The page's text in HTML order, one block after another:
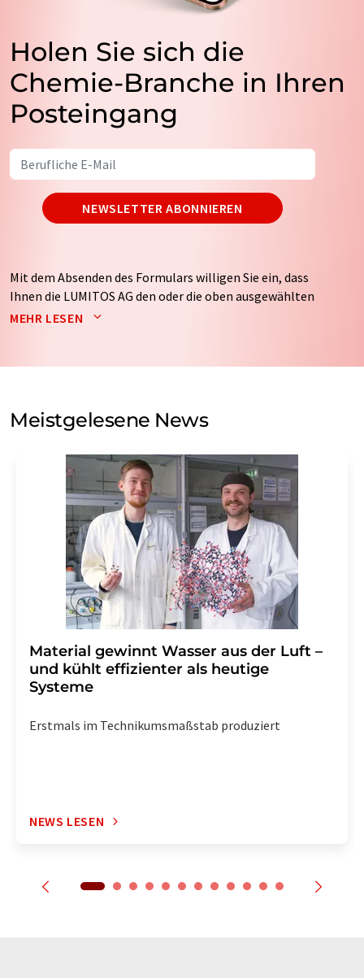
Holen Sie sich die
Chemie-Branche in Ihren
Posteingang
NEWSLETTER ABONNIEREN
Mit dem Absenden des Formulars willigen Sie ein, dass
Ihnen die LUMITOS AG den oder die oben ausgewählten
Newsletter per E-Mail zusendet. Ihre Daten werden
auf Basis unsererDatenschutzerklärung. LUMITOS darf
Meinungsforschung per E-Mail kontaktieren. Ihre
Einwilligung können Sie jederzeit ohne Angabe von
Str. 2, 12489 Berlin oder per E-Mail unter
widerruf@lumitos.commit Wirkung für die Zukunft
widerrufen. Zudem ist in jeder E-Mail ein Link zur
Abbestellung des entsprechenden Newsletters
enthalten.
MEHR LESEN
Meistgelesene News
Material gewinnt Wasser aus der Luft –
und kühlt effizienter als heutige
Systeme
Erstmals im Technikumsmaßstab produziert
NEWS LESEN